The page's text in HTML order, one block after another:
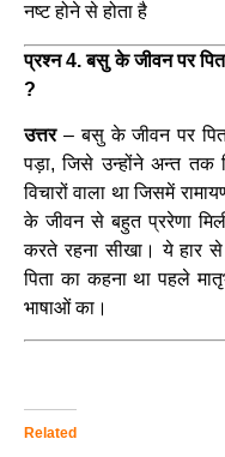
नष्ट होने से होता है
प्रश्न 4. बसु के जीवन पर
?
उत्तर – बसु के जीवन पर
पड़ा, जिसे उन्होंने अन्त तक
विचारों वाला था जिसमें
के जीवन से बहुत प्ररेणा
करते रहना सीखा। ये हार
पिता का कहना था पहले
भाषाओं का।
Related